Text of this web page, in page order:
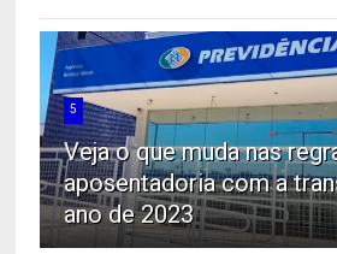
5
Veja o que muda nas
aposentadoria com a
ano de 2023